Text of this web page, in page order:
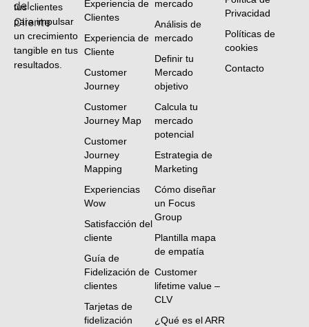
tus clientes
para impulsar
un crecimiento
tangible en tus
resultados.
Experiencia de
Clientes
Experiencia de
Cliente
Customer
Journey
Customer
Journey Map
Customer
Journey
Mapping
Experiencias
Wow
Satisfacción del
cliente
Guía de
Fidelización de
clientes
Tarjetas de
fidelización
mercado
Análisis de
mercado
Definir tu
Mercado
objetivo
Calcula tu
mercado
potencial
Estrategia de
Marketing
Cómo diseñar
un Focus
Group
Plantilla mapa
de empatía
Customer
lifetime value –
CLV
¿Qué es el ARR
Privacidad
Políticas de
cookies
Contacto